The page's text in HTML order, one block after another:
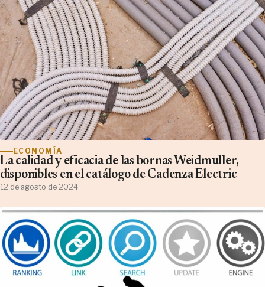
ECONOMÍA
La calidad y eficacia de las bornas Weidmuller,
disponibles en el catálogo de Cadenza Electric
12 de agosto de 2024